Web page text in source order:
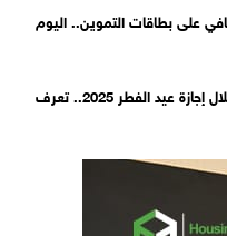
على بطاقات التموين.. اليوم
مواعيد مترو الأنفاق خلال إجازة عيد الفطر 2025.. تعرف